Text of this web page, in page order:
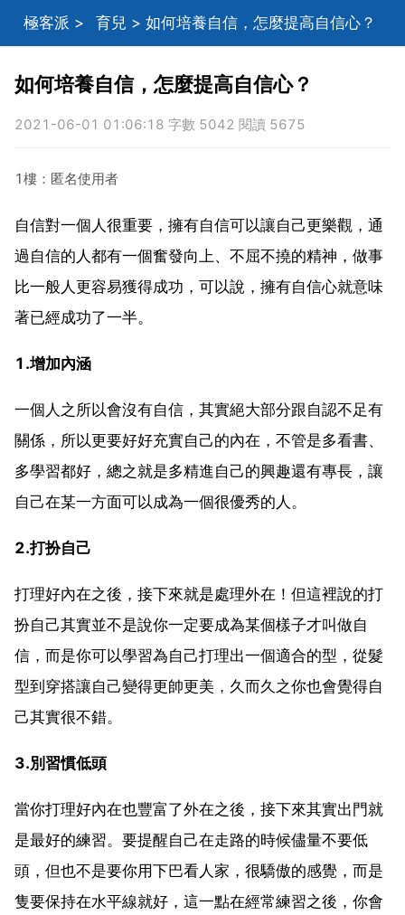
極客派 > 育兒 > 如何培養自信，怎麼提高自信心？
如何培養自信，怎麼提高自信心？
2021-06-01 01:06:18 字數 5042 閱讀 5675
1樓：匿名使用者
自信對一個人很重要，擁有自信可以讓自己更樂觀，通
過自信的人都有一個奮發向上、不屈不撓的精神，做事
比一般人更容易獲得成功，可以說，擁有自信心就意味
著已經成功了一半。
1.增加內涵
一個人之所以會沒有自信，其實絕大部分跟自認不足有
關係，所以更要好好充實自己的內在，不管是多看書、
多學習都好，總之就是多精進自己的興趣還有專長，讓
自己在某一方面可以成為一個很優秀的人。
2.打扮自己
打理好內在之後，接下來就是處理外在！但這裡說的打
扮自己其實並不是說你一定要成為某個樣子才叫做自
信，而是你可以學習為自己打理出一個適合的型，從髮
型到穿搭讓自己變得更帥更美，久而久之你也會覺得自
己其實很不錯。
3.別習慣低頭
當你打理好內在也豐富了外在之後，接下來其實出門就
是最好的練習。要提醒自己在走路的時候儘量不要低
頭，但也不是要你用下巴看人家，很驕傲的感覺，而是
隻要保持在水平線就好，這一點在經常練習之後，你會